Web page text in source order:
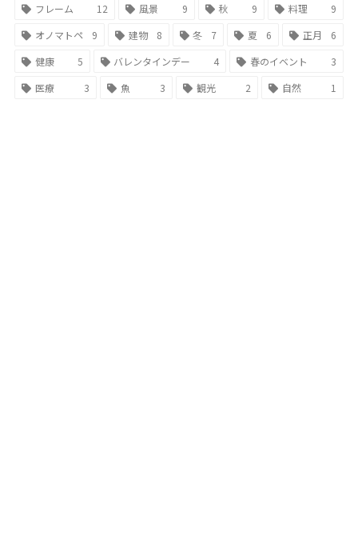
フレーム
12 風景 9 秋 9 料理
9
オノマトペ
9 建物 8 冬 7 夏 6 正月
6
健康
5 バレンタインデー 4 春のイベント
3
医療
3 魚 3 観光 2 自然 1